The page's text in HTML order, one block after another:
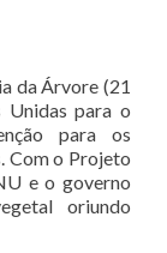
da Árvore (21
Unidas para o
para os
Com o Projeto
e o governo
oriundo